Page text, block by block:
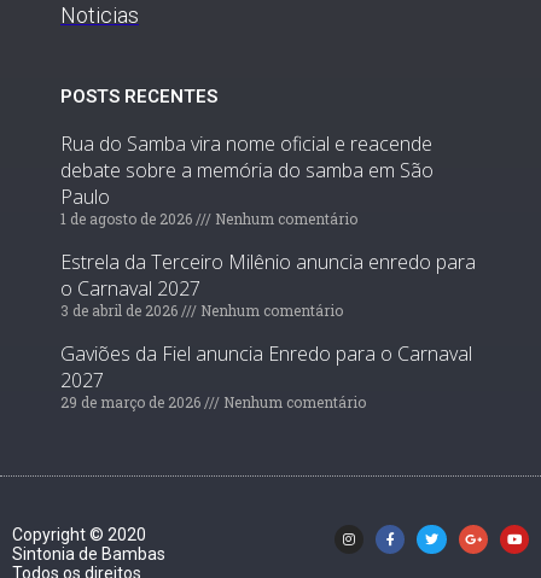
Noticias
POSTS RECENTES
Rua do Samba vira nome oficial e reacende
debate sobre a memória do samba em São
Paulo
1 de agosto de 2026 Nenhum comentário
Estrela da Terceiro Milênio anuncia enredo para
o Carnaval 2027
3 de abril de 2026 Nenhum comentário
Gaviões da Fiel anuncia Enredo para o Carnaval
2027
29 de março de 2026 Nenhum comentário
Copyright © 2020
Sintonia de Bambas
Todos os direitos